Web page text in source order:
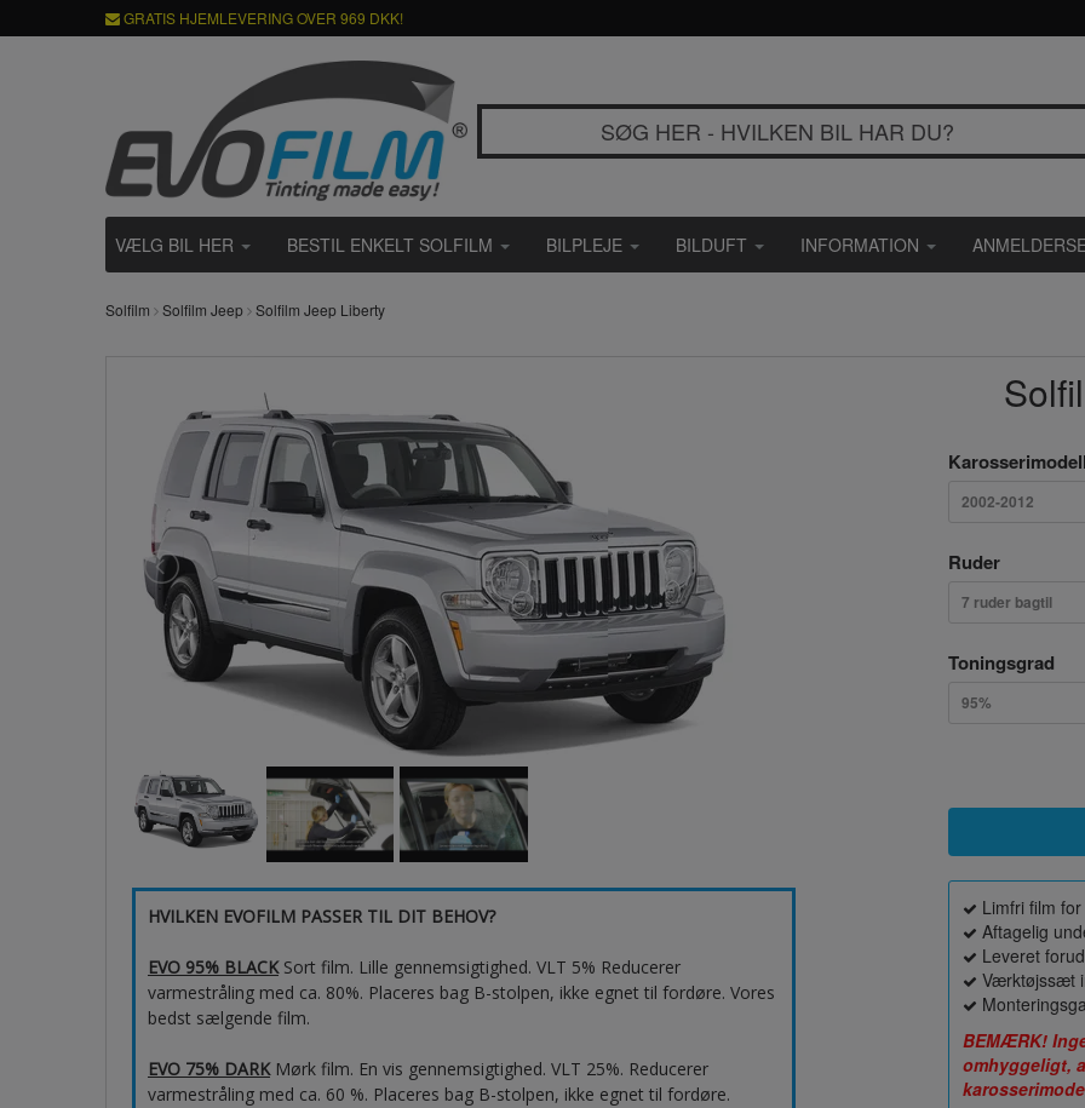
GRATIS HJEMLEVERING OVER 969 DKK!
VÆLG BIL HER BESTIL ENKELT SOLFILM BILPLEJE BILDUFT INFORMATION
Solfilm Solfilm Jeep Solfilm Jeep Liberty
HVILKEN EVOFILM PASSER TIL DIT BEHOV?
EVO 95% BLACKSort film. Lille gennemsigtighed. VLT 5% Reducerer
varmestråling med ca. 80%. Placeres bag B-stolpen, ikke egnet til fordøre. Vores
bedst sælgende film.
EVO 75% DARKMørk film. En vis gennemsigtighed. VLT 25%. Reducerer
varmestråling med ca. 60 %. Placeres bag B-stolpen, ikke egnet til fordøre.
Karosserimodell
2002-2012
Ruder
7 ruder bagtil
Toningsgrad
95%
Limfri film
Aftagelig
Leveret
Værktøjssæt
BEMÆRK!
omhyggeligt,